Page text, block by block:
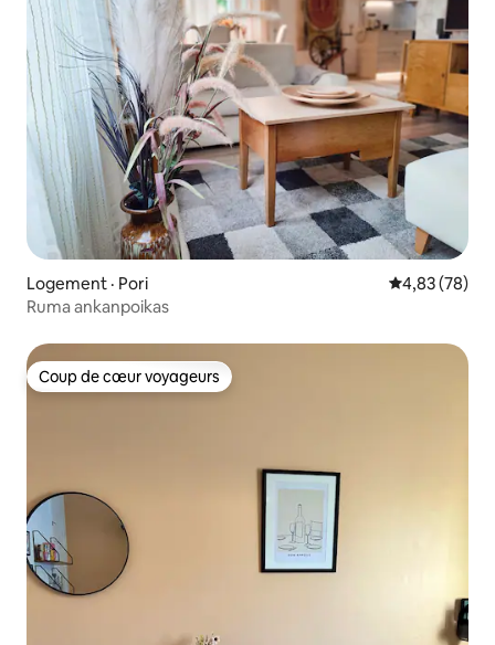
Logement · Pori Note
4,83 (78)
Ruma ankanpoikas
Coup de cœur voyageurs
Coup de cœur voyageurs